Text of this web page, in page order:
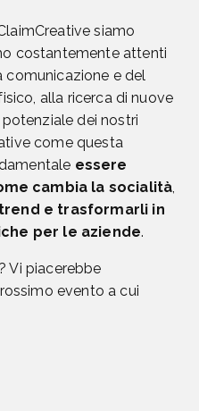
siamo
costantemente attenti
comunicazione e del
alla ricerca di nuove
dei nostri
come questa
essere
cambia la socialità,
e trasformarli in
per le aziende.
Vi piacerebbe
evento a cui